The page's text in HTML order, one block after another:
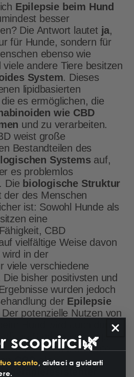
Epilepsie beim Hund
besser
Die Antwort lautet ja,
für Hunde, sondern für
ebenso wie
andere Tiere besitzen
System. Dieses
lipidbasierten
es ermöglichen, die
wie CBD
und zu verarbeiten.
weist große
Bestandteilen des
Systems auf,
es problemlos
Die biologische Struktur
der des Menschen
ist: Sowohl Hunde als
eine
CBD
vielfältige Weise davon
in der
viele verschiedene
bisher positivsten und
wurden jedoch
der Epilepsie
potenzielle Nutzen von
Hund wird auch durch
Studien bestätigt.
Jahr 2023 untersuchte
CBD als
therapieresistenter
scoprirci🌿
sconto , aiutaci a guidarti